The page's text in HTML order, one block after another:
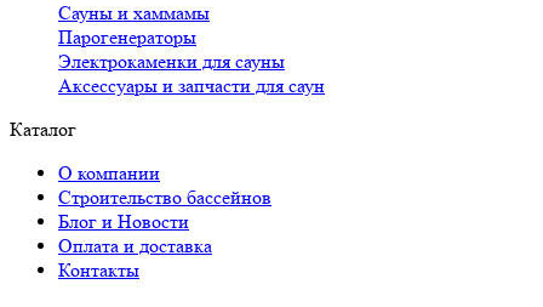
Сауны и хаммамы
Парогенераторы
Электрокаменки для сауны
Аксессуары и запчасти для саун
Каталог
О компании
Строительство бассейнов
Блог и Новости
Оплата и доставка
Контакты